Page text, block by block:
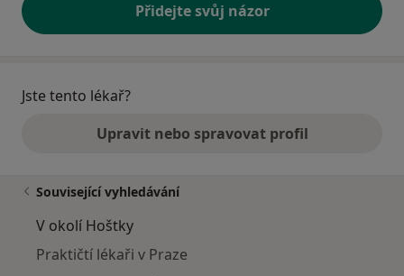
Přidejte svůj názor
Jste tento lékař?
Upravit nebo spravovat profil
Související vyhledávání
V okolí Hoštky
Praktičtí lékaři v Praze